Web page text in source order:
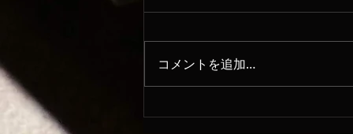
8/6
コメントを追加…